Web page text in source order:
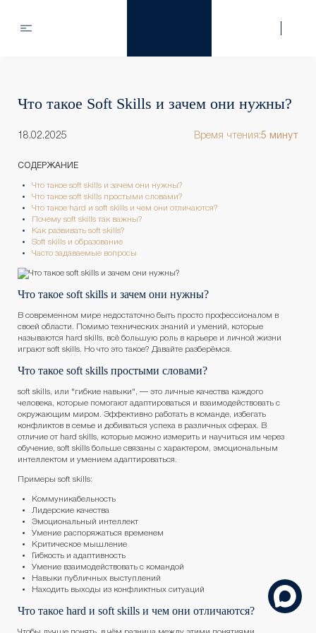
Что такое Soft Skills и зачем они нужны?
18.02.2025 Время чтения:5 минут
СОДЕРЖАНИЕ
Что такое soft skills и зачем они нужны?
Что такое soft skills простыми словами?
Что такое hard и soft skills и чем они отличаются?
Почему soft skills так важны?
Как развивать soft skills?
Soft skills и образование
Часто задаваемые вопросы
Что такое soft skills и зачем они нужны?
В современном мире недостаточно быть просто профессионалом в
своей области. Помимо технических знаний и умений, которые
называются hard skills, всё большую роль в карьере и личной жизни
играют soft skills. Но что это такое? Давайте разберёмся.
Что такое soft skills простыми словами?
soft skills, или "гибкие навыки", — это личные качества каждого
человека, которые помогают адаптироваться и взаимодействовать с
окружающим миром. Эффективно работать в команде, избегать
конфликтов в семье и добиваться успеха в различных сферах. В
отличие от hard skills, которые можно измерить и научиться им через
обучение, soft skills больше связаны с характером, эмоциональным
интеллектом и умением адаптироваться.
Примеры soft skills:
Коммуникабельность
Лидерские качества
Эмоциональный интеллект
Умение распоряжаться временем
Критическое мышление
Гибкость и адаптивность
Умение взаимодействовать с командой
Навыки публичных выступлений
Находить выходы из конфликтных ситуаций
Что такое hard и soft skills и чем они отличаются?